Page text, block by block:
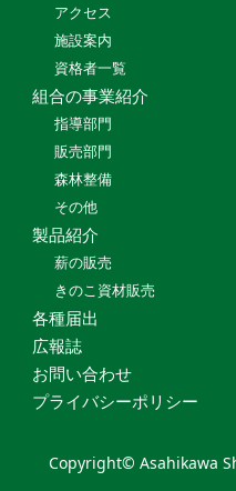
アクセス
施設案内
資格者一覧
組合の事業紹介
指導部門
販売部門
森林整備
その他
製品紹介
薪の販売
きのこ資材販売
各種届出
広報誌
お問い合わせ
プライバシーポリシー
Copyright© Asahikawa